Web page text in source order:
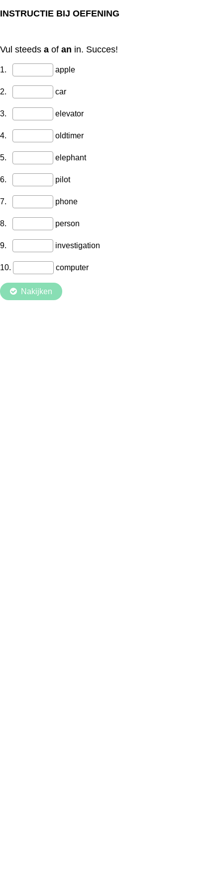
INSTRUCTIE BIJ OEFENING
Vul steeds a of an in. Succes!
1. apple
2. car
3. elevator
4. oldtimer
5. elephant
6. pilot
7. phone
8. person
9. investigation
10. computer
Nakijken